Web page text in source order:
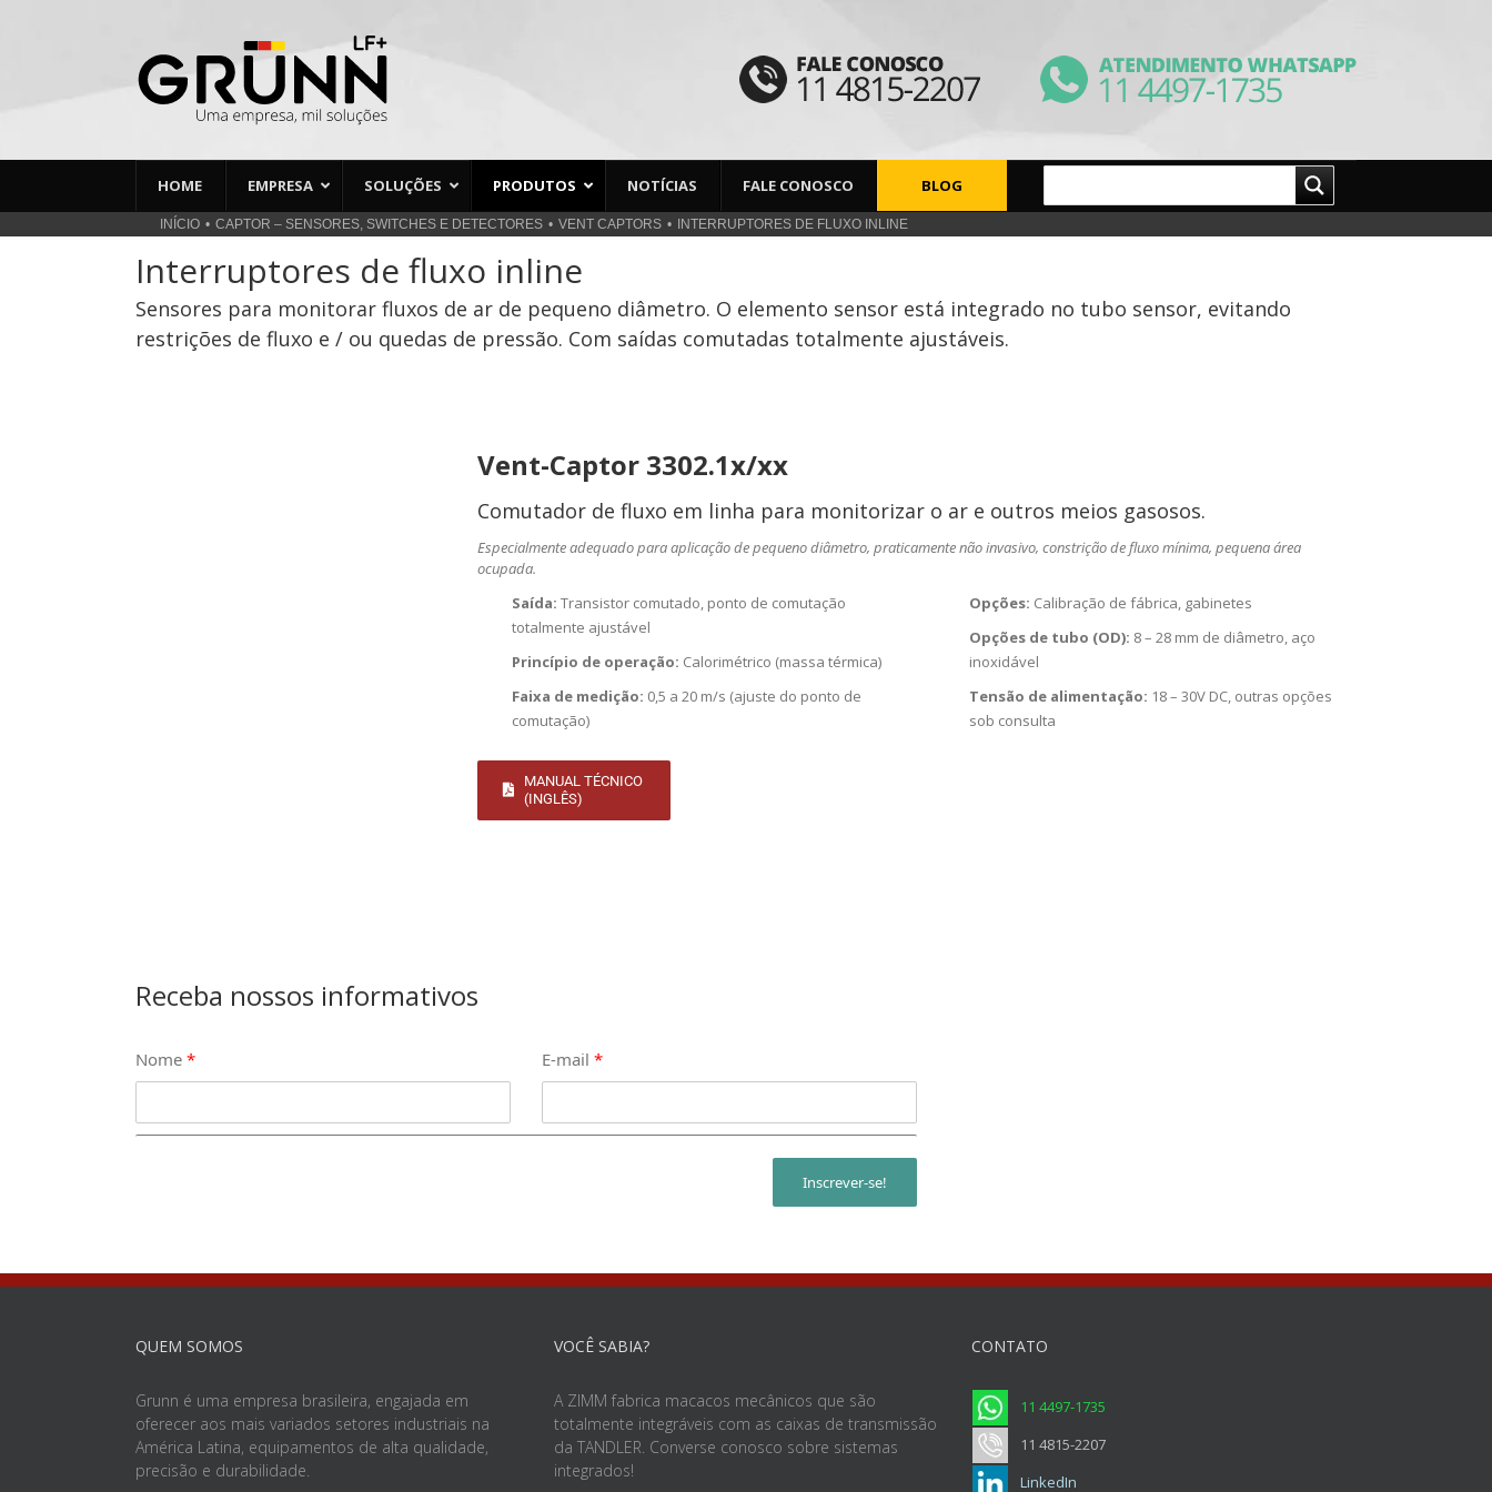
HOME EMPRESA SOLUÇÕES PRODUTOS NOTÍCIAS FALE CONOSCO BLOG
INÍCIO CAPTOR – SENSORES, SWITCHES E DETECTORES VENT CAPTORS INTERRUPTORES DE FLUXO INLINE
Interruptores de fluxo inline
Sensores para monitorar fluxos de ar de pequeno diâmetro. O elemento sensor está integrado no tubo sensor, evitando
restrições de fluxo e / ou quedas de pressão. Com saídas comutadas totalmente ajustáveis.
Vent-Captor 3302.1x/xx
Comutador de fluxo em linha para monitorizar o ar e outros meios gasosos.
Especialmente adequado para aplicação de pequeno diâmetro, praticamente não invasivo, constrição de fluxo mínima, pequena área
ocupada.
Saída: Transistor comutado, ponto de comutação
totalmente ajustável
Princípio de operação: Calorimétrico (massa térmica)
Faixa de medição: 0,5 a 20 m/s (ajuste do ponto de
comutação)
Opções: Calibração de fábrica, gabinetes
Opções de tubo (OD): 8 – 28 mm de diâmetro, aço
inoxidável
Tensão de alimentação: 18 – 30V DC, outras opções
sob consulta
MANUAL TÉCNICO
(INGLÊS)
Receba nossos informativos
Nome * E-mail*
Inscrever-se!
QUEM SOMOS
Grunn é uma empresa brasileira, engajada em
oferecer aos mais variados setores industriais na
América Latina, equipamentos de alta qualidade,
precisão e durabilidade.
VOCÊ SABIA?
A ZIMM fabrica macacos mecânicos que são
totalmente integráveis com as caixas de transmissão
da TANDLER. Converse conosco sobre sistemas
integrados!
CONTATO
11 4497-1735
11 4815-2207
LinkedIn